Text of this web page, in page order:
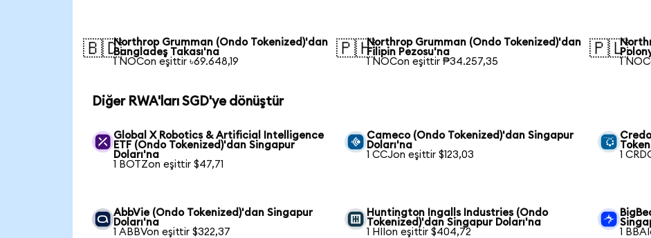
🇧🇩Northrop Grumman (Ondo Tokenized)'dan
Bangladeş Takası'na
1 NOCon eşittir ৳69.648,19
🇵🇭Northrop Grumman (Ondo Tokenized)'dan
Filipin Pezosu'na
1 NOCon eşittir ₱34.257,35
🇵🇱
1
Diğer RWA'ları SGD'ye dönüştür
Global X Robotics & Artificial Intelligence
ETF (Ondo Tokenized)'dan Singapur
Doları'na
1 BOTZon eşittir $47,71
Cameco (Ondo Tokenized)'dan Singapur
Doları'na
1 CCJon eşittir $123,03
1
AbbVie (Ondo Tokenized)'dan Singapur
Doları'na
1 ABBVon eşittir $322,37
Huntington Ingalls Industries (Ondo
Tokenized)'dan Singapur Doları'na
1 HIIon eşittir $404,72
1